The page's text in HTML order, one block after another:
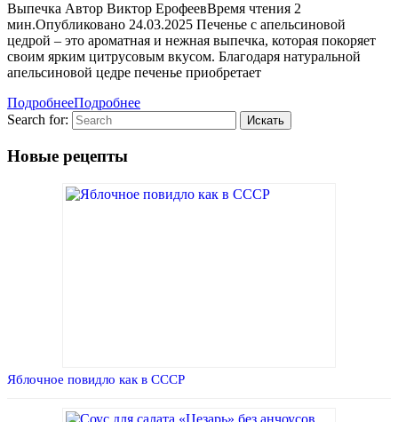
Выпечка Автор Виктор ЕрофеевВремя чтения 2
мин.Опубликовано 24.03.2025 Печенье с апельсиновой
цедрой – это ароматная и нежная выпечка, которая покоряет
своим ярким цитрусовым вкусом. Благодаря натуральной
апельсиновой цедре печенье приобретает
ПодробнееПодробнее
Search for:
Новые рецепты
Яблочное повидло как в СССР